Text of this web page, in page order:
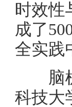
时效性
成了
全实践
脑机
科技大